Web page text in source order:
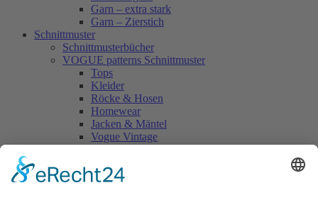
Garn – extra stark
Garn – Zierstich
Schnittmuster
Schnittmusterbücher
VOGUE patterns Schnittmuster
Tops
Kleider
Röcke & Hosen
Homewear
Jacken & Mäntel
Vogue Vintage
Accessoires